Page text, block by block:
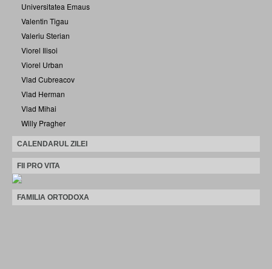
Universitatea Emaus
Valentin Tigau
Valeriu Sterian
Viorel Ilisoi
Viorel Urban
Vlad Cubreacov
Vlad Herman
Vlad Mihai
Willy Pragher
CALENDARUL ZILEI
FII PRO VITA
FAMILIA ORTODOXA